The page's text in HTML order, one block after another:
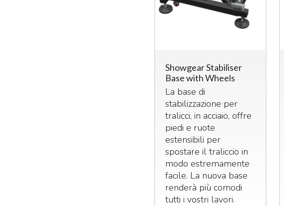
Showgear Stabiliser
Base with Wheels
La base di
stabilizzazione per
tralicci, in acciaio, offre
piedi e ruote
estensibili per
spostare il traliccio in
modo estremamente
facile. La nuova base
renderà più comodi
tutti i vostri lavori.